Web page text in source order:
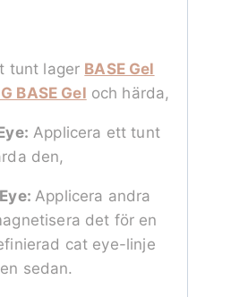
tunt lager BASE Gel
BASE Gel och härda,
Applicera ett tunt
den,
Applicera andra
det för en
cat eye-linje
sedan.